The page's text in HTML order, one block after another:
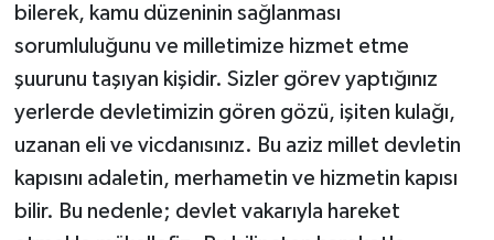
bilerek, kamu düzeninin sağlanması
sorumluluğunu ve milletimize hizmet etme
şuurunu taşıyan kişidir. Sizler görev yaptığınız
yerlerde devletimizin gören gözü, işiten kulağı,
uzanan eli ve vicdanısınız. Bu aziz millet devletin
kapısını adaletin, merhametin ve hizmetin kapısı
bilir. Bu nedenle; devlet vakarıyla hareket